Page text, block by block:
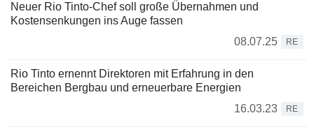
Neuer Rio Tinto-Chef soll große Übernahmen und
Kostensenkungen ins Auge fassen
08.07.25
RE
Rio Tinto ernennt Direktoren mit Erfahrung in den
Bereichen Bergbau und erneuerbare Energien
16.03.23
RE